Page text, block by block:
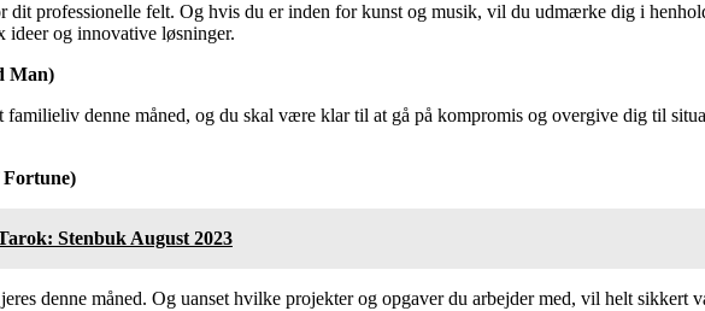
professionelle felt. Og hvis du er inden for kunst og musik, vil du udmærke dig i
ideer og innovative løsninger.
Man)
denne måned, og du skal være klar til at gå på kompromis og overgive dig til
Fortune)
Stenbuk August 2023
denne måned. Og uanset hvilke projekter og opgaver du arbejder med, vil helt sikkert